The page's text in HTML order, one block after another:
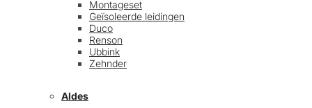
Montageset
Geïsoleerde leidingen
Duco
Renson
Ubbink
Zehnder
Aldes